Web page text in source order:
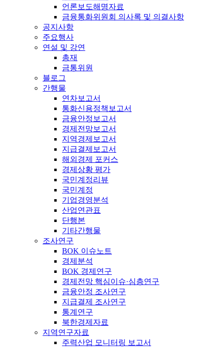
언론보도해명자료
금융통화위원회 의사록 및 의결사항
공지사항
주요행사
연설 및 강연
총재
금통위원
블로그
간행물
연차보고서
통화신용정책보고서
금융안정보고서
경제전망보고서
지역경제보고서
지급결제보고서
해외경제 포커스
경제상황 평가
국민계정리뷰
국민계정
기업경영분석
산업연관표
단행본
기타간행물
조사연구
BOK 이슈노트
경제분석
BOK 경제연구
경제전망 핵심이슈·심층연구
금융안정 조사연구
지급결제 조사연구
통계연구
북한경제자료
지역연구자료
주력산업 모니터링 보고서